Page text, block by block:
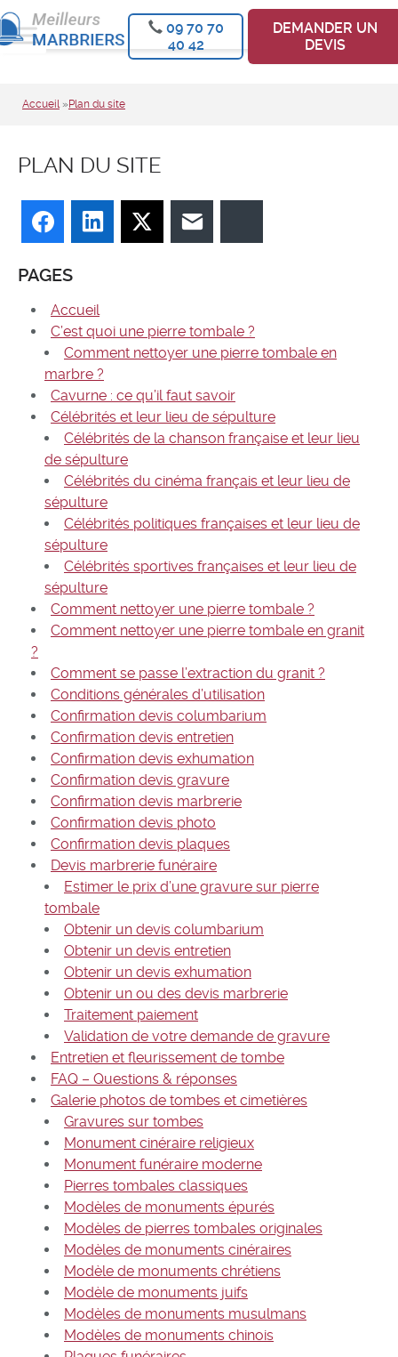
09 70 70
40 42
DEMANDER UN
DEVIS
Accueil»Plan du site
PLAN DU SITE
FacebookLinkedIn Twitter
PAGES
Accueil
C’est quoi une pierre tombale ?
Comment nettoyer une pierre tombale en
marbre ?
Cavurne : ce qu’il faut savoir
Célébrités et leur lieu de sépulture
Célébrités de la chanson française et leur lieu
de sépulture
Célébrités du cinéma français et leur lieu de
sépulture
Célébrités politiques françaises et leur lieu de
sépulture
Célébrités sportives françaises et leur lieu de
sépulture
Comment nettoyer une pierre tombale ?
Comment nettoyer une pierre tombale en granit
?
Comment se passe l’extraction du granit ?
Conditions générales d’utilisation
Confirmation devis columbarium
Confirmation devis entretien
Confirmation devis exhumation
Confirmation devis gravure
Confirmation devis marbrerie
Confirmation devis photo
Confirmation devis plaques
Devis marbrerie funéraire
Estimer le prix d’une gravure sur pierre
tombale
Obtenir un devis columbarium
Obtenir un devis entretien
Obtenir un devis exhumation
Obtenir un ou des devis marbrerie
Traitement paiement
Validation de votre demande de gravure
Entretien et fleurissement de tombe
FAQ – Questions & réponses
Galerie photos de tombes et cimetières
Gravures sur tombes
Monument cinéraire religieux
Monument funéraire moderne
Pierres tombales classiques
Modèles de monuments épurés
Modèles de pierres tombales originales
Modèles de monuments cinéraires
Modèle de monuments chrétiens
Modèle de monuments juifs
Modèles de monuments musulmans
Modèles de monuments chinois